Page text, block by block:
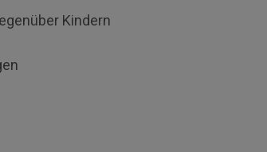
Kindern